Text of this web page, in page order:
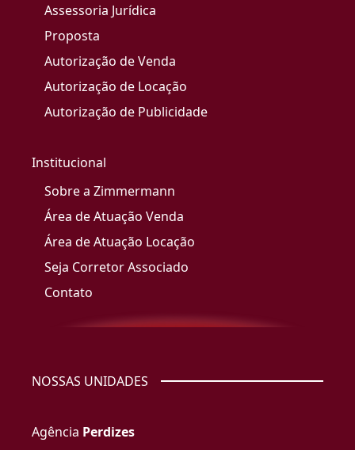
Assessoria Jurídica
Proposta
Autorização de Venda
Autorização de Locação
Autorização de Publicidade
Institucional
Sobre a Zimmermann
Área de Atuação Venda
Área de Atuação Locação
Seja Corretor Associado
Contato
NOSSAS UNIDADES
Agência Perdizes